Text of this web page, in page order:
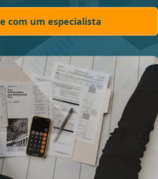
com um especialista